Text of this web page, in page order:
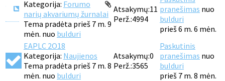
Kategorija: Forumo
narių akvariumų žurnalai
Tema pradėta prieš 7 m. 9
mėn. nuo bulduri
Atsakymų:11
Perž.:4994
pranešimas nuo
bulduri
prieš 6 m. 6 mėn.
EAPLC 2O18
Kategorija: Naujienos
Tema pradėta prieš 7 m. 8
mėn. nuo bulduri
Atsakymų:0
Perž.:3565
Paskutinis
pranešimas nuo
bulduri
prieš 7 m. 8 mėn.